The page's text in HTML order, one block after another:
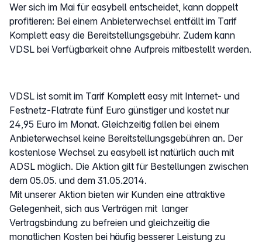
Wer sich im Mai für easybell entscheidet, kann doppelt
profitieren: Bei einem Anbieterwechsel entfällt im Tarif
Komplett easy die Bereitstellungsgebühr. Zudem kann
VDSL bei Verfügbarkeit ohne Aufpreis mitbestellt werden.
VDSL ist somit im Tarif Komplett easy mit Internet- und
Festnetz-Flatrate fünf Euro günstiger und kostet nur
24,95 Euro im Monat. Gleichzeitig fallen bei einem
Anbieterwechsel keine Bereitstellungsgebühren an. Der
kostenlose Wechsel zu easybell ist natürlich auch mit
ADSL möglich. Die Aktion gilt für Bestellungen zwischen
dem 05.05. und dem 31.05.2014.
Mit unserer Aktion bieten wir Kunden eine attraktive
Gelegenheit, sich aus Verträgen mit langer
Vertragsbindung zu befreien und gleichzeitig die
monatlichen Kosten bei häufig besserer Leistung zu